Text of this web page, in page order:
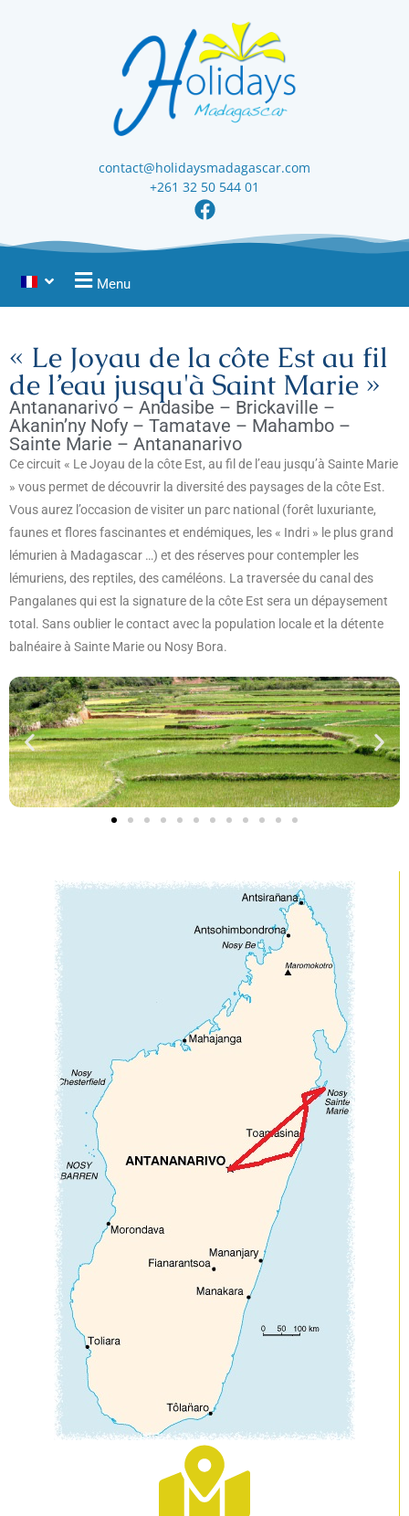
contact@holidaysmadagascar.com
+261 32 50 544 01
Menu
« Le Joyau de la côte Est au fil
de l’eau jusqu'à Saint Marie »
Antananarivo – Andasibe – Brickaville –
Akanin’ny Nofy – Tamatave – Mahambo –
Sainte Marie – Antananarivo
Ce circuit « Le Joyau de la côte Est, au fil de l’eau jusqu’à Sainte Marie
» vous permet de découvrir la diversité des paysages de la côte Est.
Vous aurez l’occasion de visiter un parc national (forêt luxuriante,
faunes et flores fascinantes et endémiques, les « Indri » le plus grand
lémurien à Madagascar …) et des réserves pour contempler les
lémuriens, des reptiles, des caméléons. La traversée du canal des
Pangalanes qui est la signature de la côte Est sera un dépaysement
total. Sans oublier le contact avec la population locale et la détente
balnéaire à Sainte Marie ou Nosy Bora.